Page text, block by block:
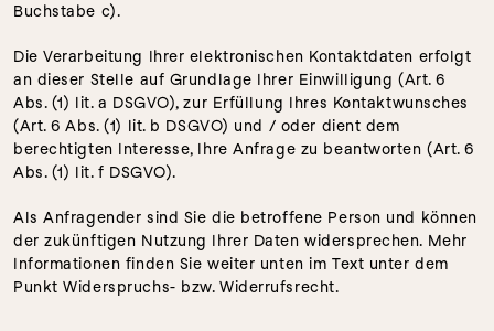
Buchstabe c).
Die Verarbeitung Ihrer elektronischen Kontaktdaten erfolgt
an dieser Stelle auf Grundlage Ihrer Einwilligung (Art. 6
Abs. (1) lit. a DSGVO), zur Erfüllung Ihres Kontaktwunsches
(Art. 6 Abs. (1) lit. b DSGVO) und / oder dient dem
berechtigten Interesse, Ihre Anfrage zu beantworten (Art. 6
Abs. (1) lit. f DSGVO).
Als Anfragender sind Sie die betroffene Person und können
der zukünftigen Nutzung Ihrer Daten widersprechen. Mehr
Informationen finden Sie weiter unten im Text unter dem
Punkt Widerspruchs- bzw. Widerrufsrecht.